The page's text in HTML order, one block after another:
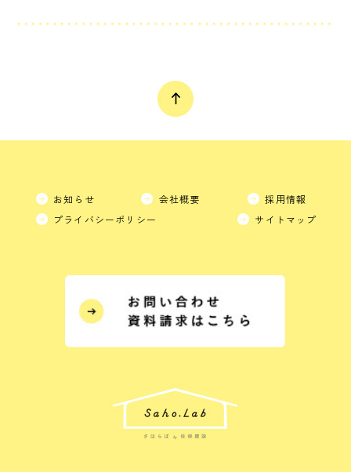
お知らせ 会社概要
採用情報
プライバシーポリシー
サイトマップ